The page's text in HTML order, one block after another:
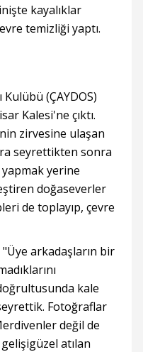
kayalıklar
temizliği yaptı.
Kulübü (ÇAYDOS)
Kalesi'ne çıktı.
zirvesine ulaşan
seyrettikten sonra
yerine
doğaseverler
de toplayıp, çevre
"Üye arkadaşların bir
kale
Fotoğraflar
değil de
atılan